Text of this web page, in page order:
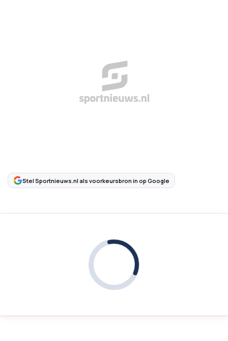
Stel Sportnieuws.nl als voorkeursbron in op Google